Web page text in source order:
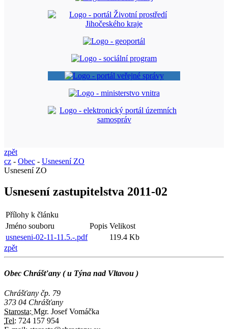
zpět
cz - Obec - Usnesení ZO
Usnesení ZO
Usnesení zastupitelstva 2011-02
Přílohy k článku
Jméno souboru
Popis Velikost
usneseni-02-11-11.5.-.pdf
119.4 Kb
zpět
Obec Chrášťany ( u Týna nad Vltavou )
Chrášťany čp. 79
373 04 Chrášťany
Starosta: Mgr. Josef Vomáčka
Tel: 724 157 954